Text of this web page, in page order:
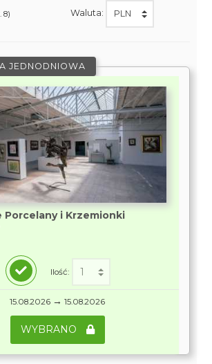
8) Waluta:
JEDNODNIOWA
Porcelany i Krzemionki
Ilość:
15.08.2026 → 15.08.2026
WYBRANO